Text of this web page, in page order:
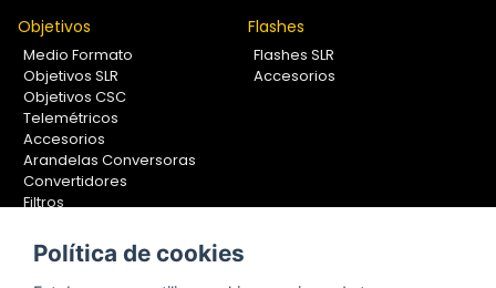
Objetivos
Medio Formato
Objetivos SLR
Objetivos CSC
Telemétricos
Accesorios
Arandelas Conversoras
Convertidores
Filtros
Calibradores
Flashes
Flashes SLR
Accesorios
Política de cookies